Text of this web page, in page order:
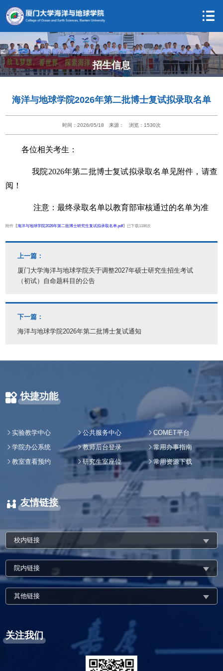
招生信息
海洋与地球学院2026年第二批博士复试拟录取名单
时间：2026/05/18 来源： 浏览： 1530次
各位相关考生：
我院2026年第二批博士复试拟录取名单见附件，请查
阅！
注意：最终录取名单以教育部审核通过的名单为准
附件【海洋与地球学院2026年第二批博士研究生复试拟录取名单.pdf】已下载1186次
上一篇：
厦门大学海洋与地球学院关于调整2027年硕士研究生招生考试
（初试）自命题科目的公告
下一篇：
海洋与地球学院2026年第二批博士复试通知
快捷功能
实验教学中心 公共服务中心
COMET平台
学院办公系统
教师后台登录
常用办事指南
教室查看预约
研究生室座位 常用资源下载
友情链接
校内链接
院内链接
其他链接
关注我们